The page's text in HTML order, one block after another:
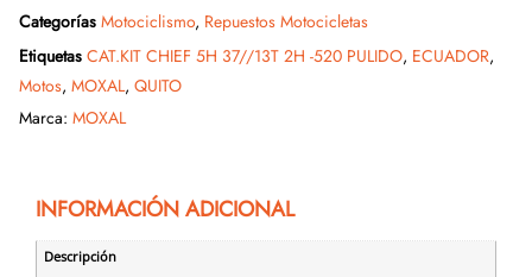
Categorías Motociclismo, Repuestos Motocicletas
Etiquetas CAT.KIT CHIEF 5H 37//13T 2H -520 PULIDO, ECUADOR,
Motos, MOXAL, QUITO
Marca: MOXAL
INFORMACIÓN ADICIONAL
Descripción